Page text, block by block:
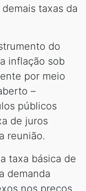
taxas da
do
inflação sob
por meio
–
públicos
de juros
reunião.
taxa básica de
demanda
nos preços